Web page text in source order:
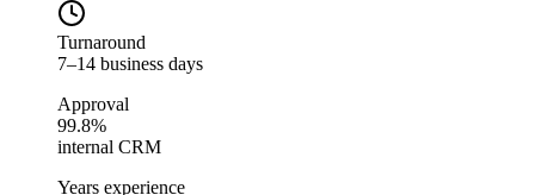
Turnaround
7–14 business days
Approval
99.8%
internal CRM
Years experience